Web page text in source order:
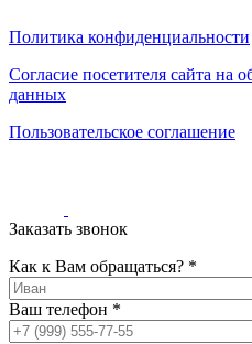
Политика конфиденциальности
Согласие посетителя сайта на
данных
Пользовательское соглашение
Заказать звонок
Как к Вам обращаться? *
Ваш телефон *